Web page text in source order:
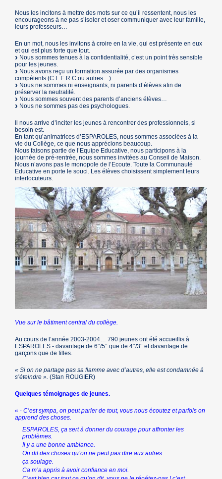
Nous les incitons à mettre des mots sur ce qu’il ressentent, nous les
encourageons à ne pas s’isoler et oser communiquer avec leur famille,
leurs professeurs…
En un mot, nous les invitons à croire en la vie, qui est présente en eux
et qui est plus forte que tout.
Nous sommes tenues à la confidentialité, c’est un point très sensible
pour les jeunes.
Nous avons reçu un formation assurée par des organismes
compétents (C.L.E.R.C ou autres…).
Nous ne sommes ni enseignants, ni parents d’élèves afin de
préserver la neutralité.
Nous sommes souvent des parents d’anciens élèves…
Nous ne sommes pas des psychologues.
Il nous arrive d’inciter les jeunes à rencontrer des professionnels, si
besoin est.
En tant qu’animatrices d’ESPAROLES, nous sommes associées à la
vie du Collège, ce que nous apprécions beaucoup.
Nous faisons partie de l’Equipe Educative, nous participons à la
journée de pré-rentrée, nous sommes invitées au Conseil de Maison.
Nous n’avons pas le monopole de l’Ecoute. Toute la Communauté
Educative en porte le souci. Les élèves choisissent simplement leurs
interlocuteurs.
Vue sur le bâtiment central du collège.
Au cours de l’année 2003-2004… 790 jeunes ont été accueillis à
ESPAROLES - davantage de 6°/5° que de 4°/3° et davantage de
garçons que de filles.
« Si on ne partage pas sa flamme avec d’autres, elle est condamnée à
s’éteindre ». (Stan ROUGIER)
Quelques témoignages de jeunes.
« -C’est sympa, on peut parler de tout, vous nous écoutez et parfois on
apprend des choses.
ESPAROLES, ça sert à donner du courage pour affronter les
problèmes.
Il y a une bonne ambiance.
On dit des choses qu’on ne peut pas dire aux autres
ça soulage.
Ca m’a appris à avoir confiance en moi.